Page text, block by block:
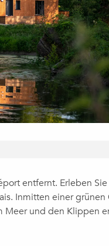
entfernt. Erleben
Inmitten einer grünen
Meer und den Klippen